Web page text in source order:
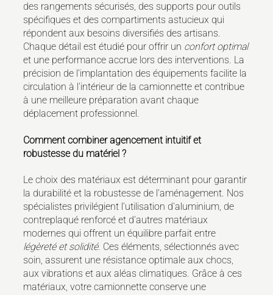
des rangements sécurisés, des supports pour outils
spécifiques et des compartiments astucieux qui
répondent aux besoins diversifiés des artisans.
Chaque détail est étudié pour offrir un confort optimal
et une performance accrue lors des interventions. La
précision de l'implantation des équipements facilite la
circulation à l'intérieur de la camionnette et contribue
à une meilleure préparation avant chaque
déplacement professionnel.
Comment combiner agencement intuitif et
robustesse du matériel ?
Le choix des matériaux est déterminant pour garantir
la durabilité et la robustesse de l'aménagement. Nos
spécialistes privilégient l'utilisation d'aluminium, de
contreplaqué renforcé et d'autres matériaux
modernes qui offrent un équilibre parfait entre
légèreté et solidité. Ces éléments, sélectionnés avec
soin, assurent une résistance optimale aux chocs,
aux vibrations et aux aléas climatiques. Grâce à ces
matériaux, votre camionnette conserve une